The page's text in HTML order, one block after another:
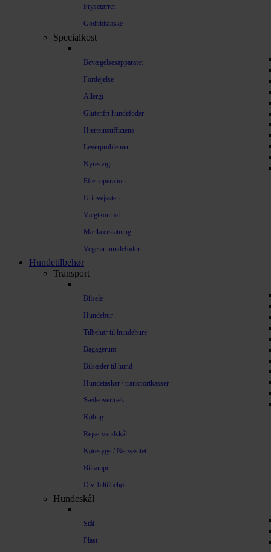
Frysetørret
Godbidstaske
Specialkost
Bevægelsesapparatet
Fordøjelse
Allergi
Glutenfri hundefoder
Hjerteinsufficiens
Leverproblemer
Nyresvigt
Efter operation
Urinvejssten
Vægtkontrol
Mælkeerstatning
Vegetar hundefoder
Hundetilbehør
Transport
Bilsele
Hundebur
Tilbehør til hundebure
Bagagerum
Bilsæder til hund
Hundetasker / transportkasser
Sædeovertræk
Køling
Rejse-vandskål
Køresyge / Nervøsitet
Bilrampe
Div. biltilbehør
Hundeskål
Stål
Plast